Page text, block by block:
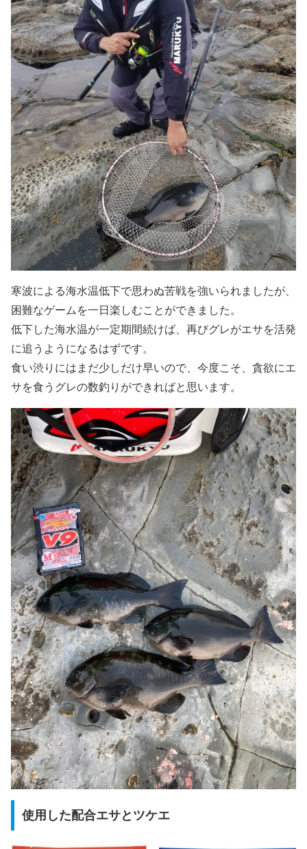
寒波による海水温低下で思わぬ苦戦を強いられましたが、
困難なゲームを一日楽しむことができました。
低下した海水温が一定期間続けば、再びグレがエサを活発
に追うようになるはずです。
食い渋りにはまだ少しだけ早いので、今度こそ、貪欲にエ
サを食うグレの数釣りができればと思います。
使用した配合エサとツケエ